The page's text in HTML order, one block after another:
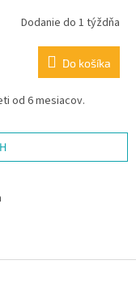
Dodanie do 1 týždňa
Do košíka
od 6 mesiacov.